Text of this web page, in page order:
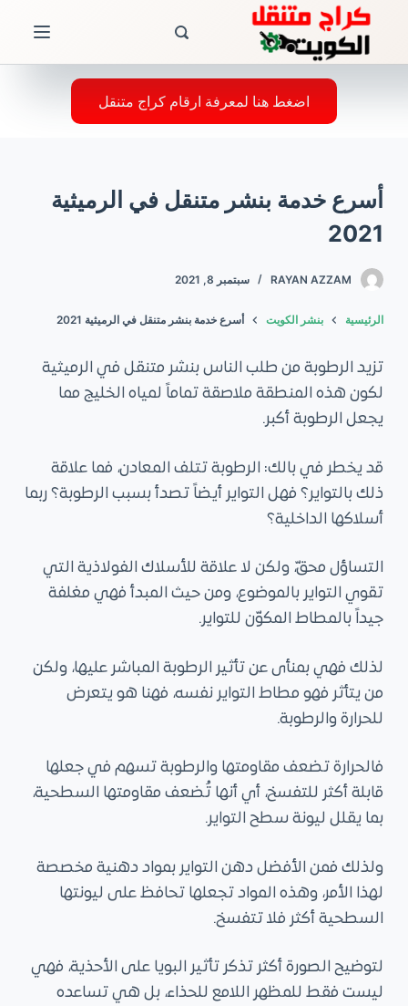
اضغط هنا لمعرفة ارقام كراج متنقل
أسرع خدمة بنشر متنقل في الرميثية
2021
RAYAN AZZAM سبتمبر 8, 2021
الرئيسية بنشر الكويت أسرع خدمة بنشر متنقل في الرميثية 2021
تزيد الرطوبة من طلب الناس بنشر متنقل في الرميثية
لكون هذه المنطقة ملاصقة تماماً لمياه الخليج مما
يجعل الرطوبة أكبر.
قد يخطر في بالك: الرطوبة تتلف المعادن، فما علاقة
ذلك بالتواير؟ فهل التواير أيضاً تصدأ بسبب الرطوبة؟ ربما
أسلاكها الداخلية؟
التساؤل محقّ، ولكن لا علاقة للأسلاك الفولاذية التي
تقوي التواير بالموضوع، ومن حيث المبدأ فهي مغلفة
جيداً بالمطاط المكوّن للتواير.
لذلك فهي بمنأى عن تأثير الرطوبة المباشر عليها، ولكن
من يتأثر فهو مطاط التواير نفسه، فهنا هو يتعرض
للحرارة والرطوبة.
فالحرارة تضعف مقاومتها والرطوبة تسهم في جعلها
قابلة أكثر للتفسخ، أي أنها تُضعف مقاومتها السطحية،
بما يقلل ليونة سطح التواير.
ولذلك فمن الأفضل دهن التواير بمواد دهنية مخصصة
لهذا الأمر، وهذه المواد تجعلها تحافظ على ليونتها
السطحية أكثر فلا تتفسخ.
لتوضيح الصورة أكثر تذكر تأثير البويا على الأحذية، فهي
ليست فقط للمظهر اللامع للحذاء، بل هي تساعده